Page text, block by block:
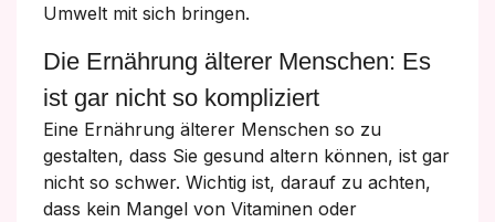
Umwelt mit sich bringen.
Die Ernährung älterer Menschen: Es
ist gar nicht so kompliziert
Eine Ernährung älterer Menschen so zu
gestalten, dass Sie gesund altern können, ist gar
nicht so schwer. Wichtig ist, darauf zu achten,
dass kein Mangel von Vitaminen oder